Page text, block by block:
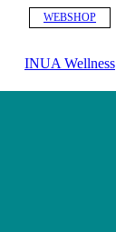
WEBSHOP
INUA Wellness